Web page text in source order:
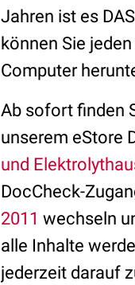
Jahren ist es
können Sie
Computer
Ab sofort finden
unserem eStore
und
DocCheck-
2011 wechseln
alle Inhalte
jederzeit darauf